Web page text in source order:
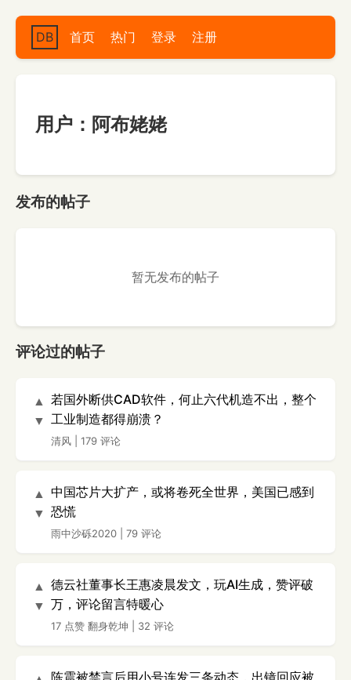
DB 首页 热门 登录 注册
用户：阿布姥姥
发布的帖子
暂无发布的帖子
评论过的帖子
▲
▼
若国外断供CAD软件，何止六代机造不出，整个
工业制造都得崩溃？
清风 179 评论
▲
▼
中国芯片大扩产，或将卷死全世界，美国已感到
恐慌
雨中沙砾2020 79 评论
▲
▼
德云社董事长王惠凌晨发文，玩AI生成，赞评破
万，评论留言特暖心
17 点赞 翻身乾坤 32 评论
陈震被禁言后用小号连发三条动态，出镜回应被